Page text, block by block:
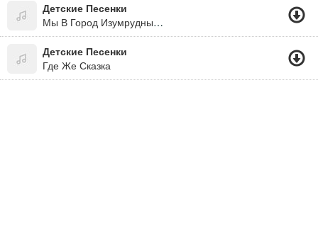
Детские Песенки
Мы В Город Изумрудный Идём Дорогой Трудной...
Детские Песенки
Где Же Сказка